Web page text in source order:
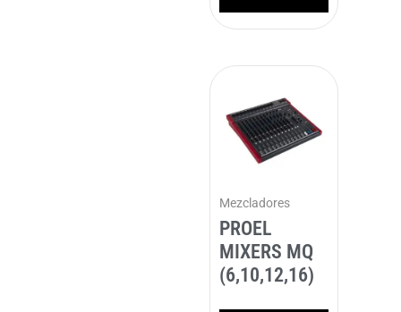
Mezcladores
PROEL
MIXERS MQ
(6,10,12,16)